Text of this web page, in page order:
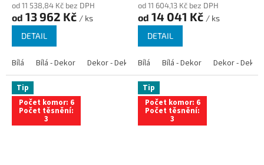
od 11 538,84 Kč bez DPH
od 13 962 Kč / ks
DETAIL
Bílá Bílá - Dekor Dekor - Dekor Bílá - Antracit Bílá - Zlatý dub
od 11 604,13 Kč bez DPH
od 14 041 Kč / ks
DETAIL
Bílá Bílá - Dekor Dekor - Dekor
Tip
Počet komor: 6
Počet těsnění:
3
Tip
Počet komor: 6
Počet těsnění:
3